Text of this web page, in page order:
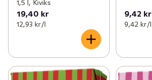
1,5 l, Kiviks
19,40 kr
12,93 kr /l
9,42 kr
9,42 kr /l